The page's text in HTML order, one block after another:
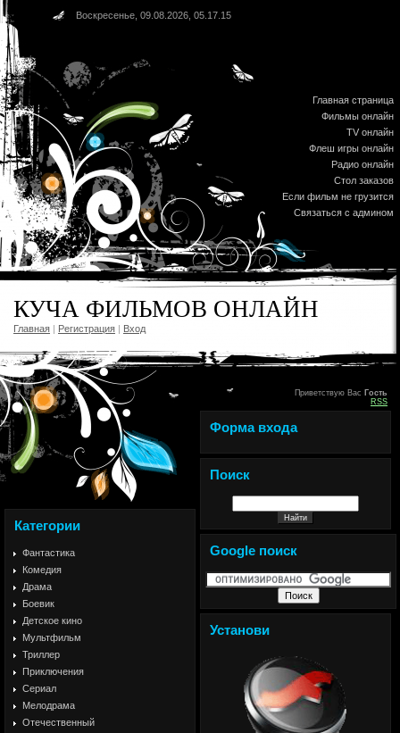
Воскресенье, 09.08.2026, 05.17.15
Главная страница
Фильмы онлайн
TV онлайн
Флеш игры онлайн
Радио онлайн
Стол заказов
Если фильм не грузится
Связаться с админом
КУЧА ФИЛЬМОВ ОНЛАЙН
Главная | Регистрация | Вход
Приветствую Вас Гость
RSS
Категории
Фантастика
Комедия
Драма
Боевик
Детское кино
Мультфильм
Триллер
Приключения
Сериал
Мелодрама
Отечественный
Форма входа
Поиск
Google поиск
Установи